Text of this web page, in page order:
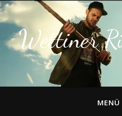
Wettiner
MENÜ